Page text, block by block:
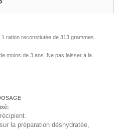
ration reconstiutée de 313 grammes.
moins de 3 ans. Ne pas laisser à la
la préparation déshydratée,